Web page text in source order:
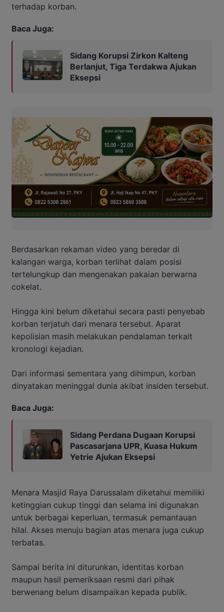
terhadap korban.
Baca Juga:
Sidang Korupsi Zirkon Kalteng
Berlanjut, Tiga Terdakwa Ajukan
Eksepsi
Berdasarkan rekaman video yang beredar di
kalangan warga, korban terlihat dalam posisi
tertelungkup dan mengenakan pakaian berwarna
cokelat.
Hingga kini belum diketahui secara pasti penyebab
korban terjatuh dari menara tersebut. Aparat
kepolisian masih melakukan pendalaman terkait
kronologi kejadian.
Dari informasi sementara yang dihimpun, korban
dinyatakan meninggal dunia akibat insiden tersebut.
Baca Juga:
Sidang Perdana Dugaan Korupsi
Pascasarjana UPR, Kuasa Hukum
Yetrie Ajukan Eksepsi
Menara Masjid Raya Darussalam diketahui memiliki
ketinggian cukup tinggi dan selama ini digunakan
untuk berbagai keperluan, termasuk pemantauan
hilal. Akses menuju bagian atas menara juga cukup
terbatas.
Sampai berita ini diturunkan, identitas korban
maupun hasil pemeriksaan resmi dari pihak
berwenang belum disampaikan kepada publik.